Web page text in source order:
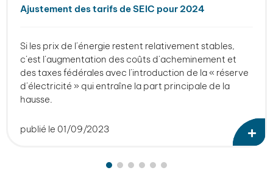
Ajustement des tarifs de SEIC pour 2024
Si les prix de l’énergie restent relativement stables,
c’est l’augmentation des coûts d’acheminement et
des taxes fédérales avec l’introduction de la « réserve
d’électricité » qui entraîne la part principale de la
hausse.
publié le 01/09/2023